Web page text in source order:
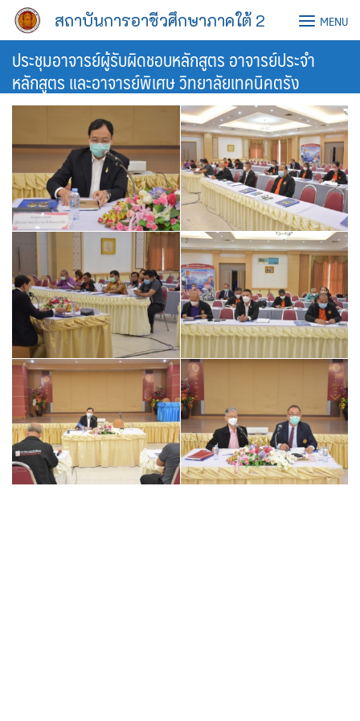
Skip
content
สถาบันการอาชีวศึกษาภาคใต้ 2 MENU
ประชุมอาจารย์ผู้รับผิดชอบหลักสูตร อาจารย์ประจำ
หลักสูตร และอาจารย์พิเศษ วิทยาลัยเทคนิคตรัง